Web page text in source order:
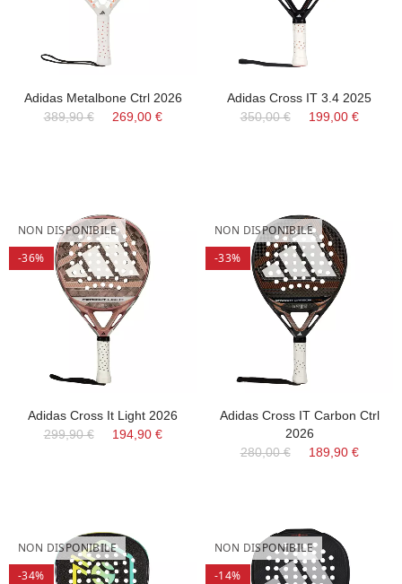
Adidas Metalbone Ctrl 2026
389,90 €
269,00 €
Adidas Cross IT 3.4 2025
350,00 €
199,00 €
NON DISPONIBILE
-36%
Adidas Cross It Light 2026
299,90 €
194,90 €
NON DISPONIBILE
-33%
Adidas Cross IT Carbon Ctrl
2026
280,00 €
189,90 €
NON DISPONIBILE
-34%
NON DISPONIBILE
-14%